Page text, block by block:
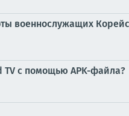
военнослужащих
TV с помощью APK-файла?